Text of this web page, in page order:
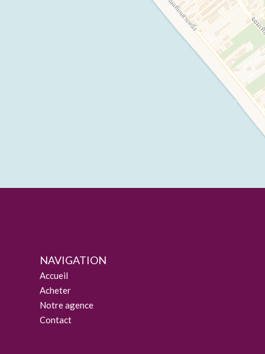
NAVIGATION
Accueil
Acheter
Notre agence
Contact